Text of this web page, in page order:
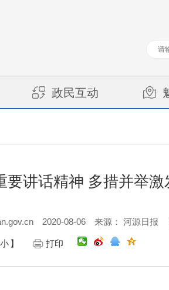
政民互动
讲话精神 多措并举激
2020-08-06 来源： 河源日报
小 】 打印